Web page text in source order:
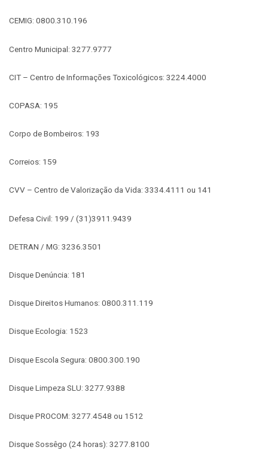
CEMIG: 0800.310.196
Centro Municipal: 3277.9777
CIT – Centro de Informações Toxicológicos: 3224.4000
COPASA: 195
Corpo de Bombeiros: 193
Correios: 159
CVV – Centro de Valorização da Vida: 3334.4111 ou 141
Defesa Civil: 199 / (31)3911.9439
DETRAN / MG: 3236.3501
Disque Denúncia: 181
Disque Direitos Humanos: 0800.311.119
Disque Ecologia: 1523
Disque Escola Segura: 0800.300.190
Disque Limpeza SLU: 3277.9388
Disque PROCOM: 3277.4548 ou 1512
Disque Sossêgo (24 horas): 3277.8100